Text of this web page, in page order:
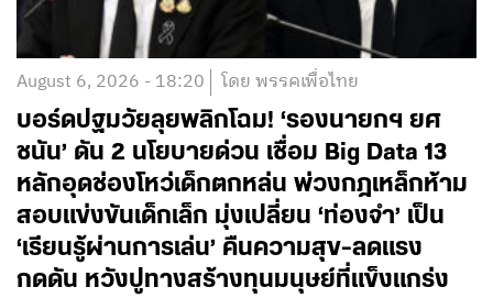
August 6, 2026 - 18:20 โดย พรรคเพื่อไทย
บอร์ดปฐมวัยลุยพลิกโฉม! ‘รองนายกฯ ยศ
ชนัน’ ดัน 2 นโยบายด่วน เชื่อม Big Data 13
หลักอุดช่องโหว่เด็กตกหล่น พ่วงกฎเหล็กห้าม
สอบแข่งขันเด็กเล็ก มุ่งเปลี่ยน ‘ท่องจำ’ เป็น
‘เรียนรู้ผ่านการเล่น’ คืนความสุข-ลดแรง
กดดัน หวังปูทางสร้างทุนมนุษย์ที่แข็งแกร่ง